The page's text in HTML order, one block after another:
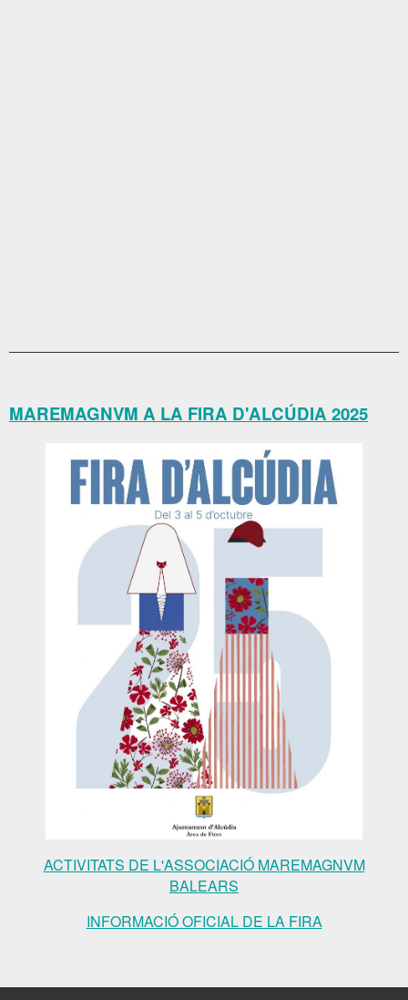
MAREMAGNVM A LA FIRA D'ALCÚDIA 2025
ACTIVITATS DE L'ASSOCIACIÓ MAREMAGNVM
BALEARS
INFORMACIÓ OFICIAL DE LA FIRA